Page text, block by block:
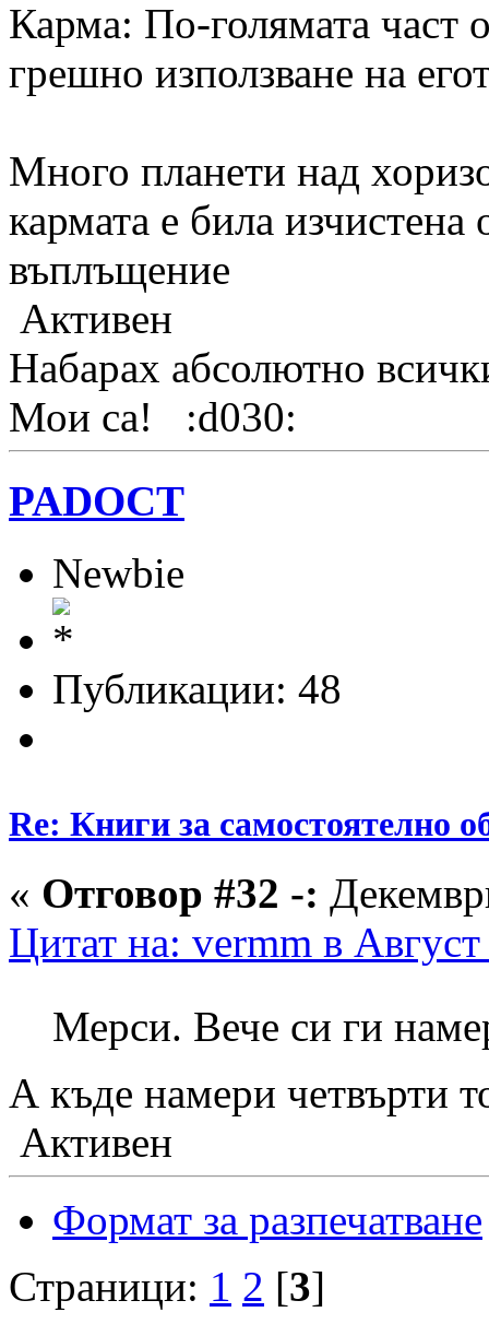
Карма: По-голямата част
грешно използване на
Много планети над
кармата е била
въплъщение
Активен
Набарах абсолютно
Мои са! :d030:
PADOCT
Newbie
Публикации: 48
Re: Книги за самостоятелно
« Отговор #32 -:
Цитат на: vermm в
Мерси. Вече си ги
А къде намери четвърти
Активен
Формат за разпечатване
Страници: 1 2 [3]